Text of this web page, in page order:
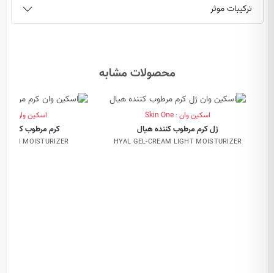
ترکیبات موثر
محصولات مشابه
اسکین وان · Skin One
ژل کرم مرطوب کننده هیال
HYAL GEL-CREAM LIGHT MOISTURIZER
اسکین وان · Skin One
کرم مرطوب کننده
RICH MOISTURIZER